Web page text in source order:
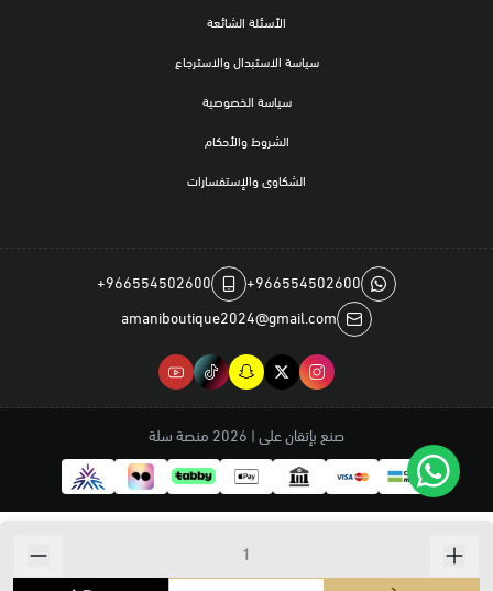
الأسئلة الشائعة
سياسة الاستبدال والاسترجاع
سياسة الخصوصية
الشروط والأحكام
الشكاوى والإستفسارات
+966554502600
+966554502600
amaniboutique2024@gmail.com
صنع بإتقان على | 2026 منصة سلة